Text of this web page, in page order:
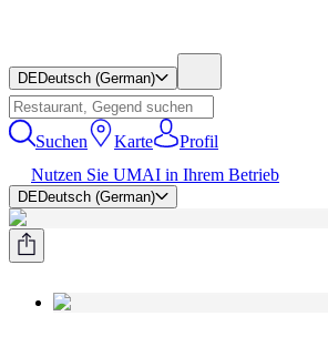
DEDeutsch (German)
Suchen Karte
Profil
Nutzen Sie UMAI in Ihrem Betrieb
DEDeutsch (German)